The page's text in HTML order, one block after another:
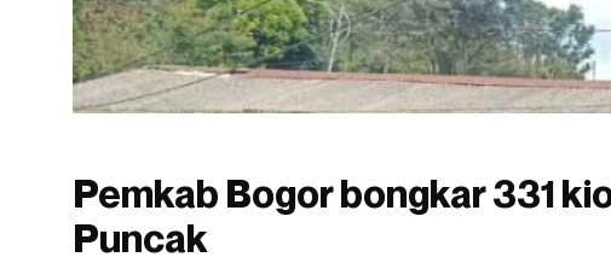
Pemkab Bogor bongkar 331
Puncak